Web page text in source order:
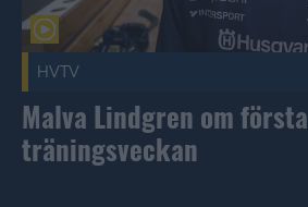
HVTV
Malva Lindgren om första
träningsveckan